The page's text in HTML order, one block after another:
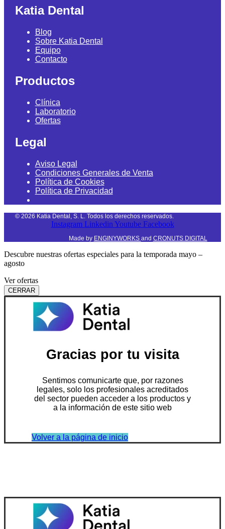
Katia Dental
Blog
Sobre Katia Dental
Equipo
Contacto
Productos
Clínica
Laboratorio
Ofertas
Legal
Aviso Legal
Condiciones Generales de Venta
Política de Cookies
Política de Privacidad
© 2026 Katia Dental, S. L. Todos los derechos reservados.
Instagram Linkedin Youtube Facebook
Made by ENGINYWORKS and CRONUTS DIGITAL
Descubre nuestras ofertas especiales para la temporada mayo –
agosto
Ver ofertas
CERRAR
Gracias por tu visita
Sentimos comunicarte que, por razones
legales, solo los profesionales acreditados
del sector pueden acceder a los productos y
a la información de este sitio web
Volver a la página de inicio